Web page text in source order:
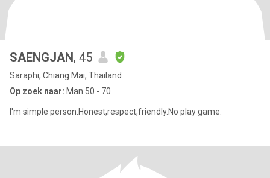
SAENGJAN, 45
Saraphi, Chiang Mai, Thailand
Op zoek naar: Man 50 - 70
I'm simple person.Honest,respect,friendly.No play game.